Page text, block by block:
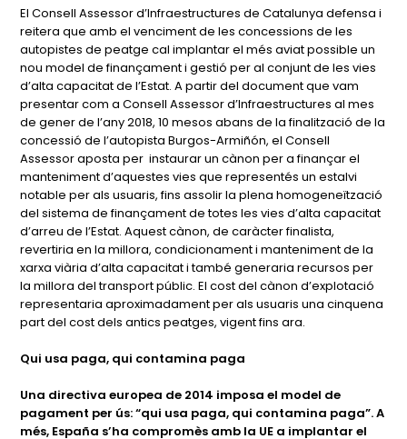
El Consell Assessor d’Infraestructures de Catalunya defensa i
reitera que amb el venciment de les concessions de les
autopistes de peatge cal implantar el més aviat possible un
nou model de finançament i gestió per al conjunt de les vies
d’alta capacitat de l’Estat. A partir del document que vam
presentar com a Consell Assessor d’Infraestructures al mes
de gener de l’any 2018, 10 mesos abans de la finalització de la
concessió de l’autopista Burgos-Armiñón, el Consell
Assessor aposta per instaurar un cànon per a finançar el
manteniment d’aquestes vies que representés un estalvi
notable per als usuaris, fins assolir la plena homogeneïtzació
del sistema de finançament de totes les vies d’alta capacitat
d’arreu de l’Estat. Aquest cànon, de caràcter finalista,
revertiria en la millora, condicionament i manteniment de la
xarxa viària d’alta capacitat i també generaria recursos per
la millora del transport públic. El cost del cànon d’explotació
representaria aproximadament per als usuaris una cinquena
part del cost dels antics peatges, vigent fins ara.
Qui usa paga, qui contamina paga
Una directiva europea de 2014 imposa el model de
pagament per ús: “qui usa paga, qui contamina paga”. A
més, España s’ha compromès amb la UE a implantar el